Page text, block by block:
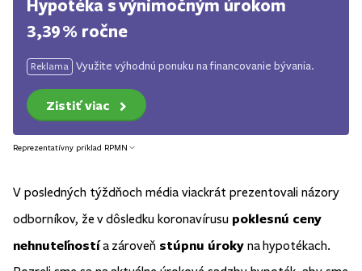
Hypotéka s výnimočným úrokom
3,39 % ročne
Reklama Využite výhodnú ponuku na financovanie bývania.
Zistiť viac
Reprezentatívny príklad RPMN
V posledných týždňoch média viackrát prezentovali názory
odborníkov, že v dôsledku koronavírusu poklesnú ceny
nehnuteľnostía zároveň stúpnu úroky na hypotékach.